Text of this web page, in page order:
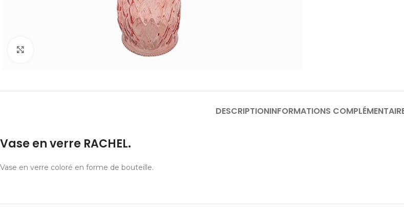
DESCRIPTIONINFORMATIONS
Vase en verre RACHEL.
Vase en verre coloré en forme de bouteille.